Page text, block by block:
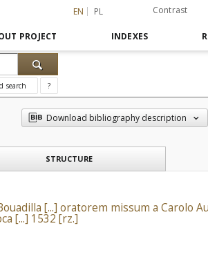
EN PL Contrast
PROJECT INDEXES
search ?
Download bibliography description
STRUCTURE
[...] oratorem missum a Carolo
[...] 1532 [rz.]